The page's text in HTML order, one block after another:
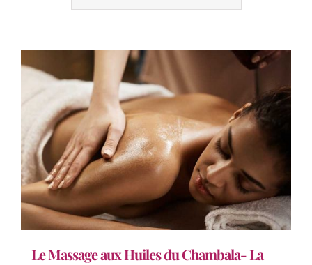
Le Massage aux Huiles du Chambala- La